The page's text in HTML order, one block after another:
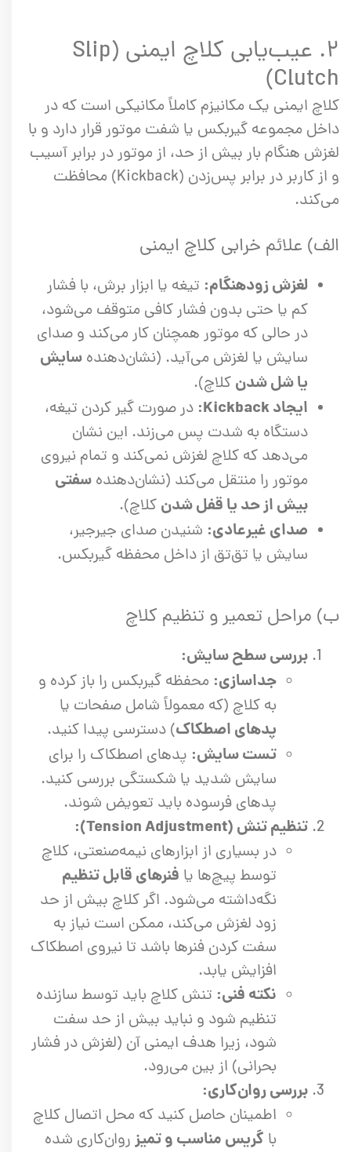
۲. عیب‌یابی کلاچ ایمنی (Slip
Clutch)
کلاچ ایمنی یک مکانیزم کاملاً مکانیکی است که در
داخل مجموعه گیربکس یا شفت موتور قرار دارد و با
لغزش هنگام بار بیش از حد، از موتور در برابر آسیب
و از کاربر در برابر پس‌زدن (Kickback) محافظت
می‌کند.
الف) علائم خرابی کلاچ ایمنی
لغزش زودهنگام: تیغه یا ابزار برش، با فشار
کم یا حتی بدون فشار کافی متوقف می‌شود،
در حالی که موتور همچنان کار می‌کند و صدای
سایش یا لغزش می‌آید. (نشان‌دهنده سایش
یا شل شدن کلاچ).
ایجاد Kickback:
در صورت گیر کردن تیغه،
دستگاه به شدت پس می‌زند. این نشان
می‌دهد که کلاچ لغزش نمی‌کند و تمام نیروی
موتور را منتقل می‌کند (نشان‌دهنده سفتی
بیش از حد یا قفل شدن کلاچ).
صدای غیرعادی: شنیدن صدای جیرجیر،
سایش یا تق‌تق از داخل محفظه گیربکس.
ب) مراحل تعمیر و تنظیم کلاچ
بررسی سطح سایش:
جداسازی: محفظه گیربکس را باز کرده و
به کلاچ (که معمولاً شامل صفحات یا
پدهای اصطکاک) دسترسی پیدا کنید.
تست سایش: پدهای اصطکاک را برای
سایش شدید یا شکستگی بررسی کنید.
پدهای فرسوده باید تعویض شوند.
تنظیم تنش (Tension Adjustment):
در بسیاری از ابزارهای نیمه‌صنعتی، کلاچ
توسط پیچ‌ها یا فنرهای قابل تنظیم
نگه‌داشته می‌شود. اگر کلاچ بیش از حد
زود لغزش می‌کند، ممکن است نیاز به
سفت کردن فنرها باشد تا نیروی اصطکاک
افزایش یابد.
نکته فنی: تنش کلاچ باید توسط سازنده
تنظیم شود و نباید بیش از حد سفت
شود، زیرا هدف ایمنی آن (لغزش در فشار
بحرانی) از بین می‌رود.
بررسی روان‌کاری:
اطمینان حاصل کنید که محل اتصال کلاچ
با گریس مناسب و تمیز روان‌کاری شده